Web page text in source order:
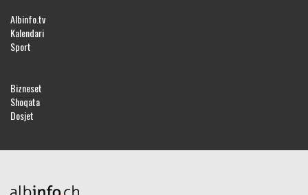
Albinfo.tv
Kalendari
Sport
Bizneset
Shoqata
Dosjet